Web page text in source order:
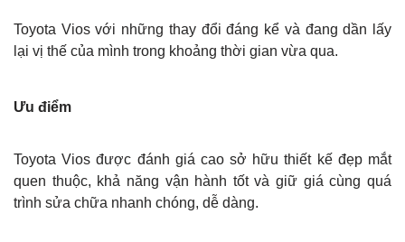
Toyota Vios với những thay đổi đáng kể và đang dần lấy
lại vị thế của mình trong khoảng thời gian vừa qua.
Ưu điểm
Toyota Vios được đánh giá cao sở hữu thiết kế đẹp mắt
quen thuộc, khả năng vận hành tốt và giữ giá cùng quá
trình sửa chữa nhanh chóng, dễ dàng.